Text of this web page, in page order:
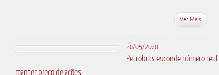
Ver Mais
20/05/2020
Petrobras esconde número
manter preço de ações